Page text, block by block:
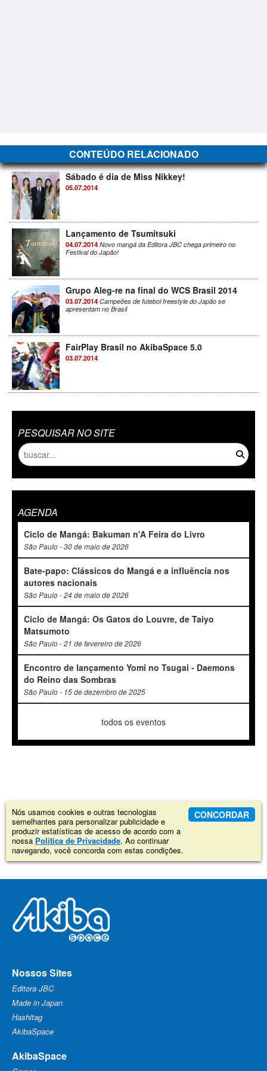
CONTEÚDO RELACIONADO
Sábado é dia de Miss Nikkey!
05.07.2014
Lançamento de Tsumitsuki
04.07.2014 Novo mangá da Editora JBC chega primeiro no
Festival do Japão!
Grupo Aleg-re na final do WCS Brasil 2014
03.07.2014 Campeões de futebol freestyle do Japão se
apresentam no Brasil
FairPlay Brasil no AkibaSpace 5.0
03.07.2014
PESQUISAR NO SITE
AGENDA
Ciclo de Mangá: Bakuman n'A Feira do Livro
São Paulo - 30 de maio de 2026
Bate-papo: Clássicos do Mangá e a influência nos
autores nacionais
São Paulo - 24 de maio de 2026
Ciclo de Mangá: Os Gatos do Louvre, de Taiyo
Matsumoto
São Paulo - 21 de fevereiro de 2026
Encontro de lançamento Yomi no Tsugai - Daemons
do Reino das Sombras
São Paulo - 15 de dezembro de 2025
todos os eventos
Nós usamos cookies e outras tecnologias
semelhantes para personalizar publicidade e
produzir estatísticas de acesso de acordo com a
nossa Política de Privacidade. Ao continuar
navegando, você concorda com estas condições.
CONCORDAR
Nossos Sites
Editora JBC
Made in Japan
Hashitag
AkibaSpace
AkibaSpace